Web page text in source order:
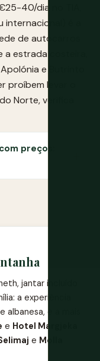
40/dia no TIA,
é a
de autocarros
estrada costeira,
e Butrinto
proíbem levar o
Norte, verifica
preços:
jantar incluído
a experiência
e a mais
e Hotel Margjeka
e Molla